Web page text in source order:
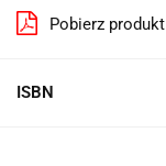
Pobierz
ISBN